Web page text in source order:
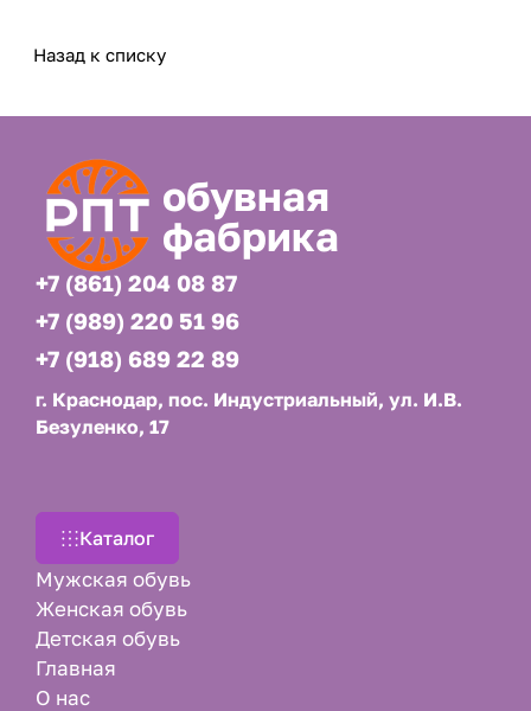
Назад к списку
обувная
фабрика
+7 (861) 204 08 87
+7 (989) 220 51 96
+7 (918) 689 22 89
г. Краснодар, пос. Индустриальный, ул. И.В.
Безуленко, 17
Каталог
Мужская обувь
Женская обувь
Детская обувь
Главная
О нас